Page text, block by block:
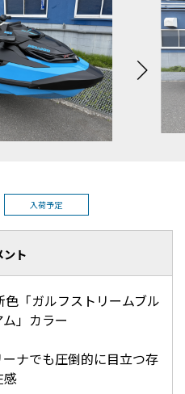
入荷予定
ント
「ガルフストリームブル
」カラー
ナでも圧倒的に目立つ存
感